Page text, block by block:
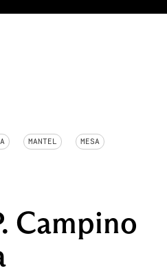
MANTEL MESA
Campino